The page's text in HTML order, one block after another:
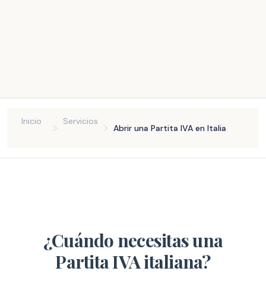
Inicio Servicios
Abrir una Partita IVA en Italia
¿Cuándo necesitas una
Partita IVA italiana?